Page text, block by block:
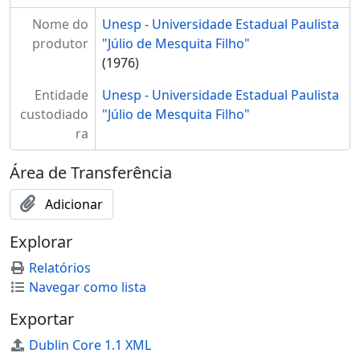
Nome do
produtor
Unesp - Universidade Estadual Paulista
"Júlio de Mesquita Filho"
(1976)
Entidade
custodiado
ra
Unesp - Universidade Estadual Paulista
"Júlio de Mesquita Filho"
Área de Transferência
Adicionar
Explorar
Relatórios
Navegar como lista
Exportar
Dublin Core 1.1 XML